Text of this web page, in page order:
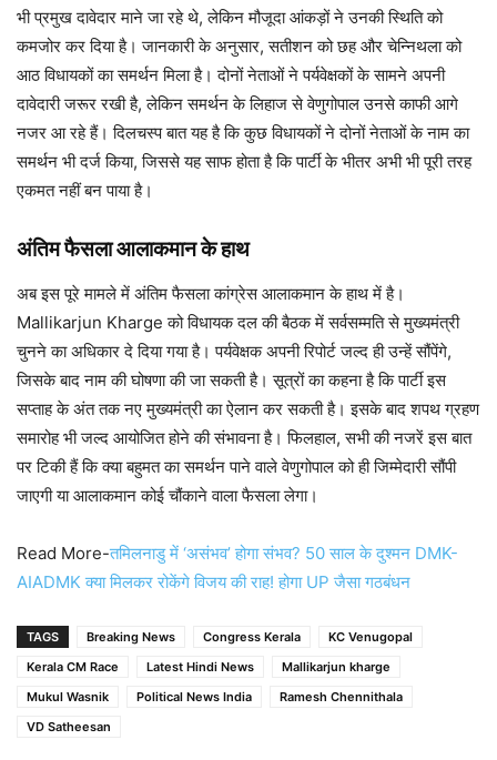
भी प्रमुख दावेदार माने जा रहे थे, लेकिन मौजूदा आंकड़ों ने उनकी स्थिति को
कमजोर कर दिया है। जानकारी के अनुसार, सतीशन को छह और चेन्निथला को
आठ विधायकों का समर्थन मिला है। दोनों नेताओं ने पर्यवेक्षकों के सामने अपनी
दावेदारी जरूर रखी है, लेकिन समर्थन के लिहाज से वेणुगोपाल उनसे काफी आगे
नजर आ रहे हैं। दिलचस्प बात यह है कि कुछ विधायकों ने दोनों नेताओं के नाम का
समर्थन भी दर्ज किया, जिससे यह साफ होता है कि पार्टी के भीतर अभी भी पूरी तरह
एकमत नहीं बन पाया है।
अंतिम फैसला आलाकमान के हाथ
अब इस पूरे मामले में अंतिम फैसला कांग्रेस आलाकमान के हाथ में है।
Mallikarjun Kharge को विधायक दल की बैठक में सर्वसम्मति से मुख्यमंत्री
चुनने का अधिकार दे दिया गया है। पर्यवेक्षक अपनी रिपोर्ट जल्द ही उन्हें सौंपेंगे,
जिसके बाद नाम की घोषणा की जा सकती है। सूत्रों का कहना है कि पार्टी इस
सप्ताह के अंत तक नए मुख्यमंत्री का ऐलान कर सकती है। इसके बाद शपथ ग्रहण
समारोह भी जल्द आयोजित होने की संभावना है। फिलहाल, सभी की नजरें इस बात
पर टिकी हैं कि क्या बहुमत का समर्थन पाने वाले वेणुगोपाल को ही जिम्मेदारी सौंपी
जाएगी या आलाकमान कोई चौंकाने वाला फैसला लेगा।
Read More-तमिलनाडु में ‘असंभव’ होगा संभव? 50 साल के दुश्मन DMK-
AIADMK क्या मिलकर रोकेंगे विजय की राह! होगा UP जैसा गठबंधन
TAGS Breaking News Congress Kerala
KC Venugopal
Kerala CM Race
Latest Hindi News
Mallikarjun kharge
Mukul Wasnik
Political News India
Ramesh Chennithala
VD Satheesan